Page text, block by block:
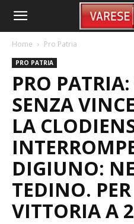
Home Pro Patria
PRO PATRIA
PRO
SENZA
LA
DIGIUNO:
TEDINO.
VITTORIA A